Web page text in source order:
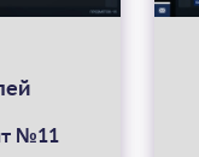
№11